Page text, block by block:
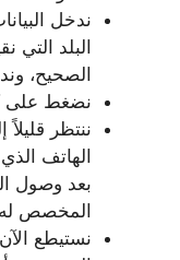
ندخل
البلد التي
الصحيح،
نضغط على
ننتظر
الهاتف
بعد وصول
المخصص
نستيطع الآن